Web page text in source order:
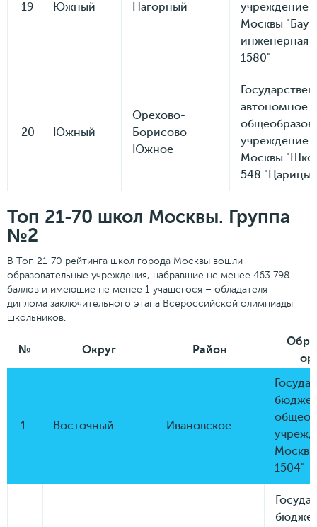
19 Южный Нагорный
учреждение
Москвы
инженерная
1580"
20 Южный
Орехово-
Борисово
Южное
автономное
учреждение
Москвы
548
Топ 21-70 школ Москвы. Группа
№2
В Топ 21-70 рейтинга школ города Москвы вошли
образовательные учреждения, набравшие не менее 463 798
баллов и имеющие не менее 1 учащегося – обладателя
диплома заключительного этапа Всероссийской олимпиады
школьников.
№ Округ Район
1 Восточный Ивановское
1504"